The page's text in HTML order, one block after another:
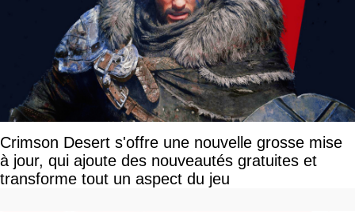
Crimson Desert s'offre une nouvelle grosse mise
à jour, qui ajoute des nouveautés gratuites et
transforme tout un aspect du jeu